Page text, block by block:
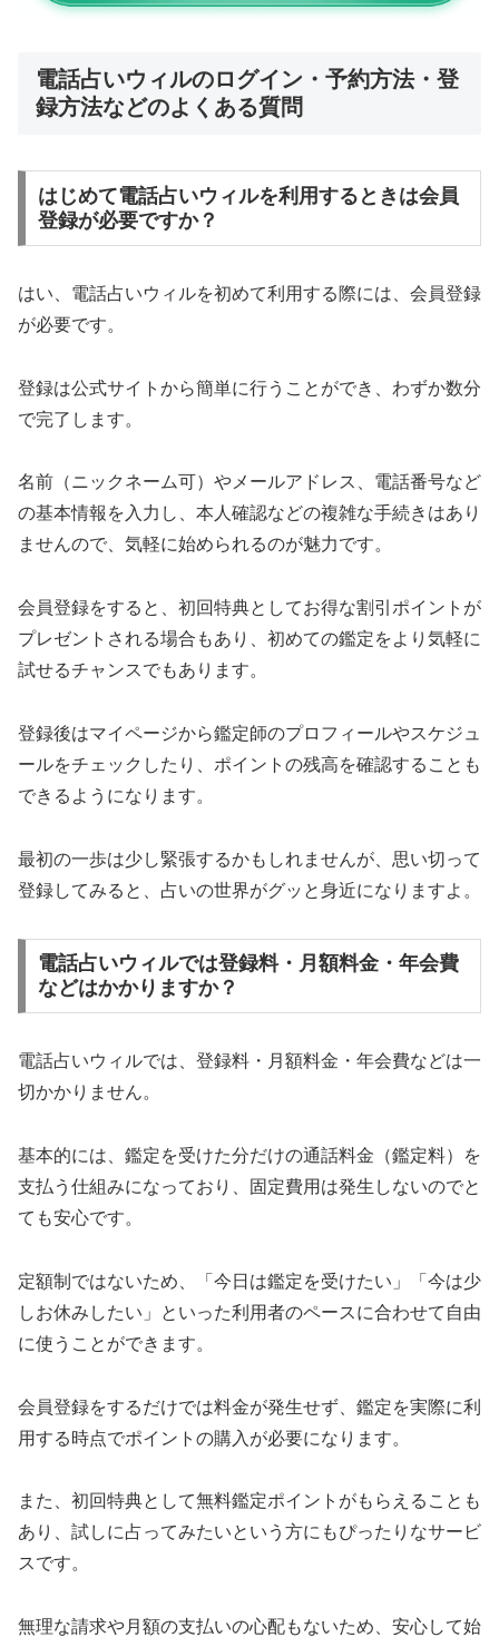
電話占いウィルのログイン・予約方法・登
録方法などのよくある質問
はじめて電話占いウィルを利用するときは会員
登録が必要ですか？
はい、電話占いウィルを初めて利用する際には、会員登録
が必要です。
登録は公式サイトから簡単に行うことができ、わずか数分
で完了します。
名前（ニックネーム可）やメールアドレス、電話番号など
の基本情報を入力し、本人確認などの複雑な手続きはあり
ませんので、気軽に始められるのが魅力です。
会員登録をすると、初回特典としてお得な割引ポイントが
プレゼントされる場合もあり、初めての鑑定をより気軽に
試せるチャンスでもあります。
登録後はマイページから鑑定師のプロフィールやスケジュ
ールをチェックしたり、ポイントの残高を確認することも
できるようになります。
最初の一歩は少し緊張するかもしれませんが、思い切って
登録してみると、占いの世界がグッと身近になりますよ。
電話占いウィルでは登録料・月額料金・年会費
などはかかりますか？
電話占いウィルでは、登録料・月額料金・年会費などは一
切かかりません。
基本的には、鑑定を受けた分だけの通話料金（鑑定料）を
支払う仕組みになっており、固定費用は発生しないのでと
ても安心です。
定額制ではないため、「今日は鑑定を受けたい」「今は少
しお休みしたい」といった利用者のペースに合わせて自由
に使うことができます。
会員登録をするだけでは料金が発生せず、鑑定を実際に利
用する時点でポイントの購入が必要になります。
また、初回特典として無料鑑定ポイントがもらえることも
あり、試しに占ってみたいという方にもぴったりなサービ
スです。
無理な請求や月額の支払いの心配もないため、安心して始